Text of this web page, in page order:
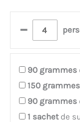
–
90 grammes
150 grammes
90 grammes
1 sachetde